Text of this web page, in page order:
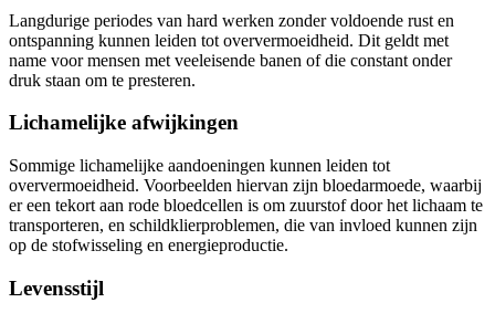
Langdurige periodes van hard werken zonder voldoende rust en
ontspanning kunnen leiden tot oververmoeidheid. Dit geldt met
name voor mensen met veeleisende banen of die constant onder
druk staan om te presteren.
Lichamelijke afwijkingen
Sommige lichamelijke aandoeningen kunnen leiden tot
oververmoeidheid. Voorbeelden hiervan zijn bloedarmoede, waarbij
er een tekort aan rode bloedcellen is om zuurstof door het lichaam te
transporteren, en schildklierproblemen, die van invloed kunnen zijn
op de stofwisseling en energieproductie.
Levensstijl